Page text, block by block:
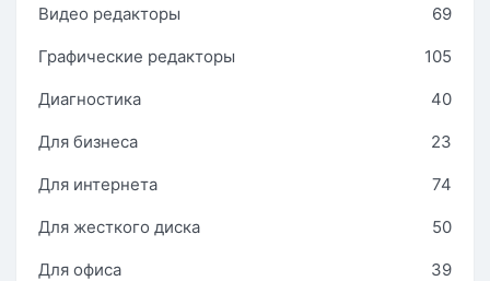
Видео редакторы 69
Графические редакторы 105
Диагностика 40
Для бизнеса 23
Для интернета 74
Для жесткого диска 50
Для офиса 39